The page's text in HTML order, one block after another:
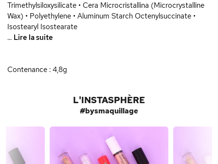
Trimethylsiloxysilicate • Cera Microcristallina (Microcrystalline
Wax) • Polyethylene • Aluminum Starch Octenylsuccinate •
Isostearyl Isostearate
... Lire la suite
Contenance : 4,8g
L'INSTASPHÈRE
#bysmaquillage